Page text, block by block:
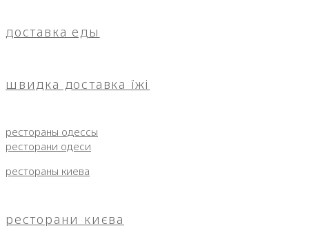
доставка еды
швидка доставка їжі
рестораны одессы
ресторани одеси
рестораны киева
ресторани києва